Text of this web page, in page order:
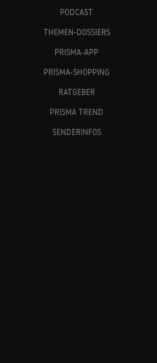
PODCAST
THEMEN-DOSSIERS
PRISMA-APP
PRISMA-SHOPPING
RATGEBER
PRISMA TREND
SENDERINFOS